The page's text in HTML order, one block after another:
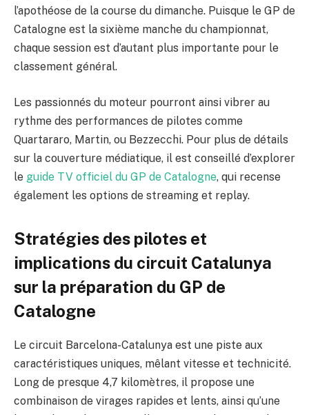
l’apothéose de la course du dimanche. Puisque le GP de
Catalogne est la sixième manche du championnat,
chaque session est d’autant plus importante pour le
classement général.
Les passionnés du moteur pourront ainsi vibrer au
rythme des performances de pilotes comme
Quartararo, Martin, ou Bezzecchi. Pour plus de détails
sur la couverture médiatique, il est conseillé d’explorer
le guide TV officiel du GP de Catalogne, qui recense
également les options de streaming et replay.
Stratégies des pilotes et
implications du circuit Catalunya
sur la préparation du GP de
Catalogne
Le circuit Barcelona-Catalunya est une piste aux
caractéristiques uniques, mêlant vitesse et technicité.
Long de presque 4,7 kilomètres, il propose une
combinaison de virages rapides et lents, ainsi qu’une